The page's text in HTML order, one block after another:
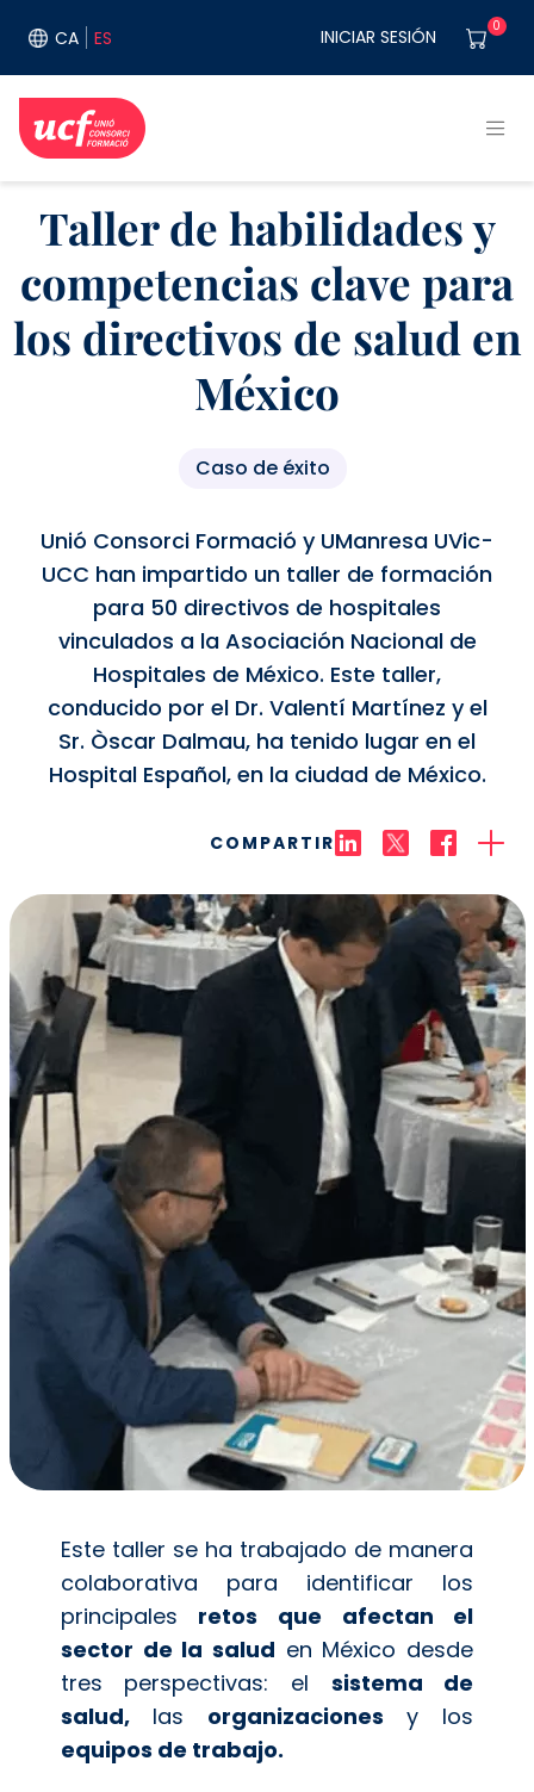
CA ES User
INICIAR SESIÓN 0
Taller de habilidades y
competencias clave para
los directivos de salud en
México
Caso de éxito
Unió Consorci Formació y UManresa UVic-
UCC han impartido un taller de formación
para 50 directivos de hospitales
vinculados a la Asociación Nacional de
Hospitales de México. Este taller,
conducido por el Dr. Valentí Martínez y el
Sr. Òscar Dalmau, ha tenido lugar en el
Hospital Español, en la ciudad de México.
COMPARTIR
Este taller se ha trabajado de manera
colaborativa para identificar los
principales retos que afectan el
sector de la salud en México desde
tres perspectivas: el sistema de
salud, las organizacionesy los
equipos de trabajo.